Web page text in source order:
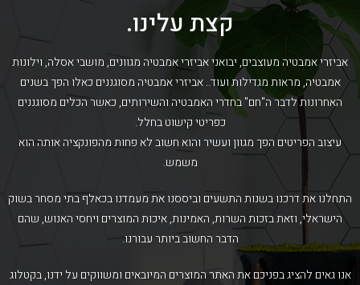
קצת עלינו.
אביזרי אמבטיה מעוצבים, יבואני אביזרי אמבטיה מגוונים, מושבי אסלה, וילונות
אמבטיה, מראות מגדילות ועוד.. אביזרי אמבטיה מסוגננים כאלו הפך בשנים
האחרונות לדבר ה"חם" בחדרי האמבטיה והשירותים, כאשר הכלים מסוגננים
כפריטי קישוט בחלל.
עיצוב הפריטים הפך מגוון ועשיר והוא חשוב לא פחות מהפונקציה אותה הוא
משמש.
התחלנו את דרכנו בשנות התשעים וביססנו את מעמדנו בכאלף בתי מסחר בשוק
הישראלי, וזאת בזכות השרות, האמינות, איכות המוצרים ויחסי האנוש, שהם
הדבר החשוב ביותר עבורנו.
אנו גאים להציג בפניכם את האתר המוצרים המיובאים ומשווקים על ידנו, בקטלוג